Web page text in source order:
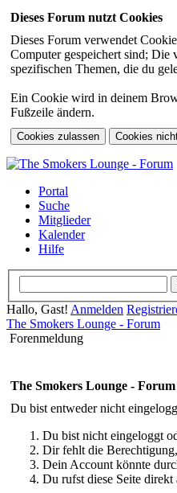
Dieses Forum nutzt Cookies
Dieses Forum verwendet
Computer gespeichert sind; Die
spezifischen Themen, die du
Ein Cookie wird in deinem
Fußzeile ändern.
Portal
Suche
Mitglieder
Kalender
Hilfe
Hallo, Gast! Anmelden
The Smokers Lounge - Forum
Forenmeldung
The Smokers Lounge - Forum
Du bist entweder nicht
Du bist nicht eingeloggt
Dir fehlt die
Dein Account könnte
Du rufst diese Seite direkt